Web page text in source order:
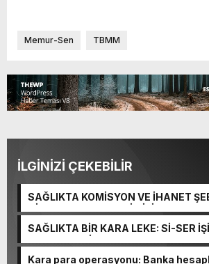
Memur-Sen TBMM
İLGİNİZİ ÇEKEBİLİR
SAĞLIKTA KOMİSYON VE İHANET
NİHAT URUÇ VE SEMİH İŞİTME
VURGUNU!
SAĞLIKTA BİR KARA LEKE: Sİ-SER
MERKEZLERİ VE MODERN UMUT
Kara para operasyonu: Banka